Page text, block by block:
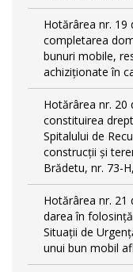
Hotărârea nr. 19
completarea
bunuri mobile,
achiziționate în
Hotărârea nr. 20
constituirea
Spitalului de
construcții și
Brădetu, nr. 73-
Hotărârea nr. 21
darea în
Situații de
unui bun mobil